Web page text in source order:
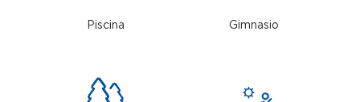
Piscina Gimnasio